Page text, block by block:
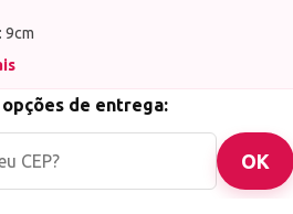
9cm
de entrega: